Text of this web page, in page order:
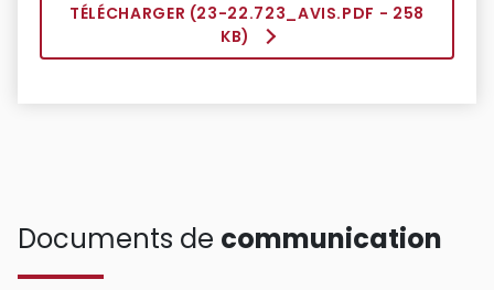
TÉLÉCHARGER (23-22.723_AVIS.PDF - 258
KB)
Documents de communication